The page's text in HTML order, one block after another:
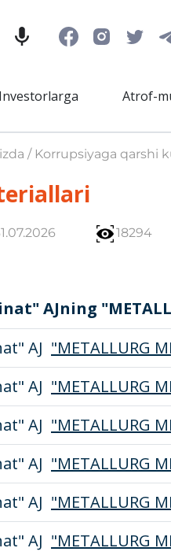
Investorlarga Atrof-
/ Korrupsiyaga qarshi
18294
AJning
AJ "METALLURG
AJ "METALLURG
AJ "METALLURG
AJ "METALLURG
AJ "METALLURG
AJ "METALLURG